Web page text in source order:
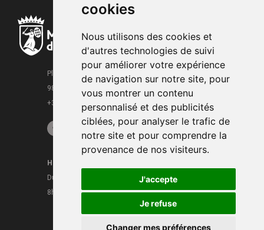
cookies
Nous utilisons des cookies et
d'autres technologies de suivi
pour améliorer votre expérience
de navigation sur notre site, pour
vous montrer un contenu
personnalisé et des publicités
ciblées, pour analyser le trafic de
notre site et pour comprendre la
provenance de nos visiteurs.
J'accepte
Je refuse
Changer mes préférences
Place de la Mairie
98000 Monaco
+377 93 15 28 63
Horaires
Du lundi au vendredi
8h30 - 16h
Mentions légales
CGU